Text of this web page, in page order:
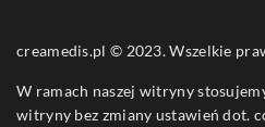
creamedis.pl © 2023. Wszelkie
W ramach naszej witryny
witryny bez zmiany ustawień dot.